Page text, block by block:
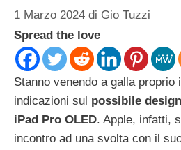
1 Marzo 2024 di Gio Tuzzi
Spread the love
Stanno venendo a galla proprio
indicazioni sul possibile
iPad Pro OLED. Apple, infatti,
incontro ad una svolta con il